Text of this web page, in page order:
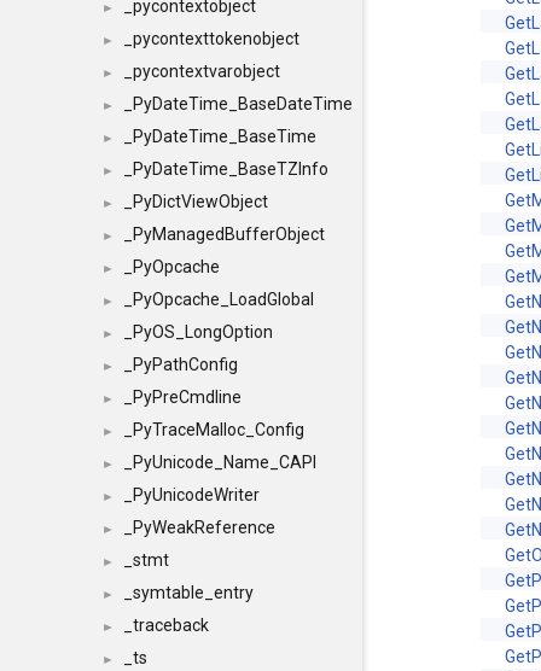
► _pycontextobject
► _pycontexttokenobject
► _pycontextvarobject
► _PyDateTime_BaseDateTime
► _PyDateTime_BaseTime
► _PyDateTime_BaseTZInfo
► _PyDictViewObject
► _PyManagedBufferObject
► _PyOpcache
► _PyOpcache_LoadGlobal
► _PyOS_LongOption
► _PyPathConfig
► _PyPreCmdline
► _PyTraceMalloc_Config
► _PyUnicode_Name_CAPI
► _PyUnicodeWriter
► _PyWeakReference
► _stmt
► _symtable_entry
► _traceback
► _ts